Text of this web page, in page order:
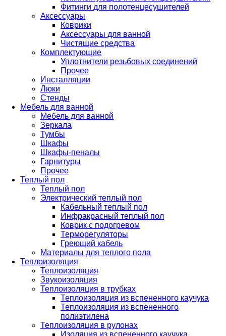
Фитинги для полотенцесушителей
Аксессуары
Коврики
Аксессуары для ванной
Чистящие средства
Комплектующие
Уплотнители резьбовых соединений
Прочее
Инсталляции
Люки
Стенды
Мебель для ванной
Мебель для ванной
Зеркала
Тумбы
Шкафы
Шкафы-пеналы
Гарнитуры
Прочее
Теплый пол
Теплый пол
Электрический теплый пол
Кабельный теплый пол
Инфракрасный теплый пол
Коврик с подогревом
Терморегуляторы
Греющий кабель
Материалы для теплого пола
Теплоизоляция
Теплоизоляция
Звукоизоляция
Теплоизоляция в трубках
Теплоизоляция из вспененного каучука
Теплоизоляция из вспененного
полиэтилена
Теплоизоляция в рулонах